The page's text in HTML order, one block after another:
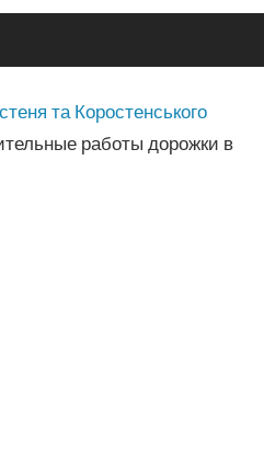
та Коростенського
работы дорожки в